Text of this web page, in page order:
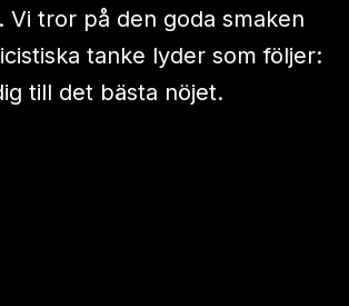
Vi tror på den goda smaken
tanke lyder som följer:
till det bästa nöjet.